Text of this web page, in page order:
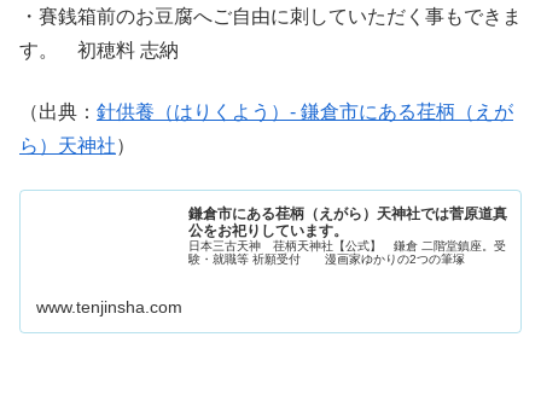
・賽銭箱前のお豆腐へご自由に刺していただく事もできま
す。 初穂料 志納
（出典： 針供養（はりくよう）- 鎌倉市にある荏柄（えが
ら）天神社）
鎌倉市にある荏柄（えがら）天神社では菅原道真
公をお祀りしています。
日本三古天神 荏柄天神社【公式】 鎌倉 二階堂鎮座。受
験・就職等 祈願受付 漫画家ゆかりの2つの筆塚
www.tenjinsha.com